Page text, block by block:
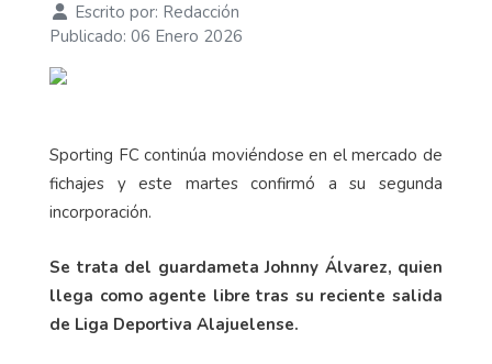
Escrito por: Redacción
Publicado: 06 Enero 2026
Sporting FC continúa moviéndose en el mercado de
fichajes y este martes confirmó a su segunda
incorporación.
Se trata del guardameta Johnny Álvarez, quien
llega como agente libre tras su reciente salida
de Liga Deportiva Alajuelense.